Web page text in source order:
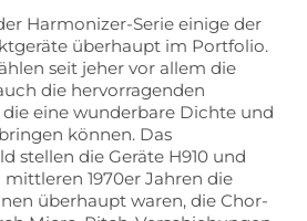
Harmonizer-Serie einige der
überhaupt im Portfolio.
seit jeher vor allem die
die hervorragenden
eine wunderbare Dichte und
können. Das
stellen die Geräte H910 und
mittleren 1970er Jahren die
überhaupt waren, die Chor-